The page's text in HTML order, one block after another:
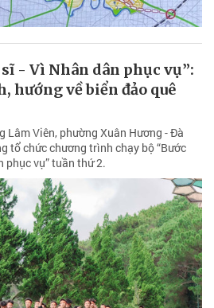
- Vì Nhân dân phục vụ”:
hướng về biển đảo quê
Lâm Viên, phường Xuân Hương - Đà
tổ chức chương trình chạy bộ “Bước
phục vụ” tuần thứ 2.